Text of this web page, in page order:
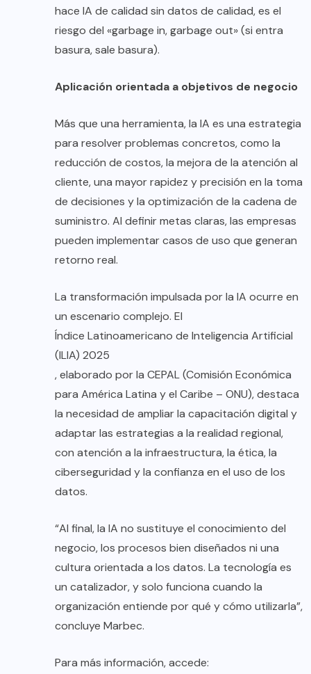
hace IA de calidad sin datos de calidad, es el
riesgo del «garbage in, garbage out» (si entra
basura, sale basura).
Aplicación orientada a objetivos de negocio
Más que una herramienta, la IA es una estrategia
para resolver problemas concretos, como la
reducción de costos, la mejora de la atención al
cliente, una mayor rapidez y precisión en la toma
de decisiones y la optimización de la cadena de
suministro. Al definir metas claras, las empresas
pueden implementar casos de uso que generan
retorno real.
La transformación impulsada por la IA ocurre en
un escenario complejo. El
Índice Latinoamericano de Inteligencia Artificial
(ILIA) 2025
, elaborado por la CEPAL (Comisión Económica
para América Latina y el Caribe – ONU), destaca
la necesidad de ampliar la capacitación digital y
adaptar las estrategias a la realidad regional,
con atención a la infraestructura, la ética, la
ciberseguridad y la confianza en el uso de los
datos.
“Al final, la IA no sustituye el conocimiento del
negocio, los procesos bien diseñados ni una
cultura orientada a los datos. La tecnología es
un catalizador, y solo funciona cuando la
organización entiende por qué y cómo utilizarla”,
concluye Marbec.
Para más información, accede: